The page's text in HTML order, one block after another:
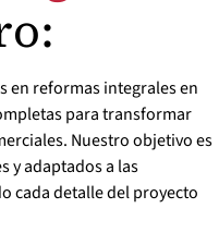
en reformas integrales en
para transformar
Nuestro objetivo es
y adaptados a las
cada detalle del proyecto